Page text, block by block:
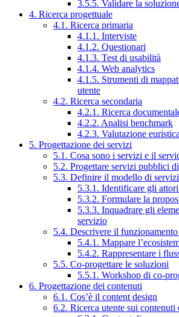
3.5.5. Validare la
4. Ricerca progettuale
4.1. Ricerca primaria
4.1.1. Interviste
4.1.2. Questionari
4.1.3. Test di usabilità
4.1.4. Web analytics
4.1.5. Strumenti di
utente
4.2. Ricerca secondaria
4.2.1. Ricerca
4.2.2. Analisi benchmark
4.2.3. Valutazione euristica
5. Progettazione dei servizi
5.1. Cosa sono i servizi e il
5.2. Progettare servizi pubblici
5.3. Definire il modello di
5.3.1. Identificare gli
5.3.2. Formulare la
5.3.3. Inquadrare gli
servizio
5.4. Descrivere il
5.4.1. Mappare
5.4.2. Rappresentare i
5.5. Co-progettare le soluzioni
5.5.1. Workshop di co-
6. Progettazione dei contenuti
6.1. Cos’è il content design
6.2. Ricerca utente sui